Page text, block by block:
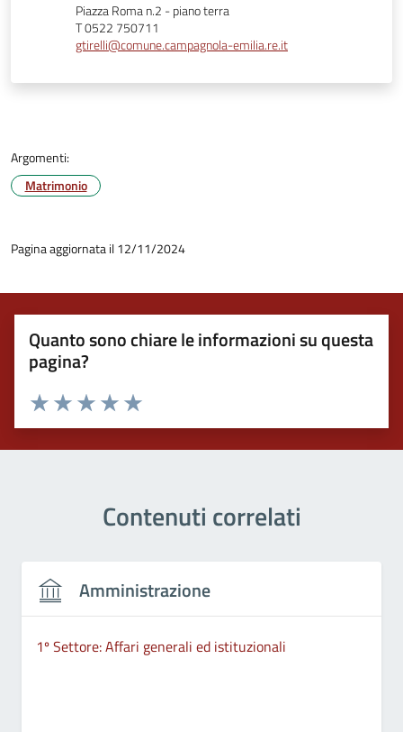
Piazza Roma n.2 - piano terra
T 0522 750711
gtirelli@comune.campagnola-emilia.re.it
Argomenti:
Matrimonio
Pagina aggiornata il 12/11/2024
Quanto sono chiare le informazioni su questa
pagina?
Valuta 5 stelle su 5
Valuta 4 stelle su 5
Valuta 3 stelle su 5
Valuta 2 stelle su 5
Valuta 1 stelle su 5
Contenuti correlati
Amministrazione
1º Settore: Affari generali ed istituzionali